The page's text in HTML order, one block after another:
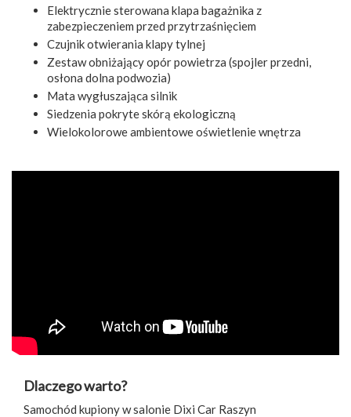
Elektrycznie sterowana klapa bagażnika z
zabezpieczeniem przed przytrzaśnięciem
Czujnik otwierania klapy tylnej
Zestaw obniżający opór powietrza (spojler przedni,
osłona dolna podwozia)
Mata wygłuszająca silnik
Siedzenia pokryte skórą ekologiczną
Wielokolorowe ambientowe oświetlenie wnętrza
Dlaczego warto?
Samochód kupiony w salonie Dixi Car Raszyn